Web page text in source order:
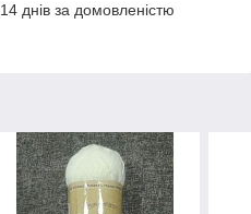
днів за домовленістю